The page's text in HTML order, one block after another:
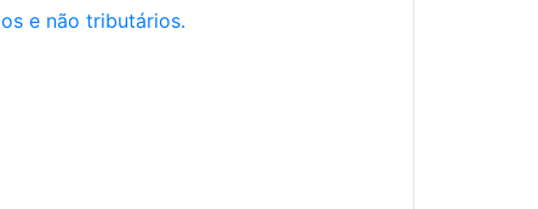
e não tributários.